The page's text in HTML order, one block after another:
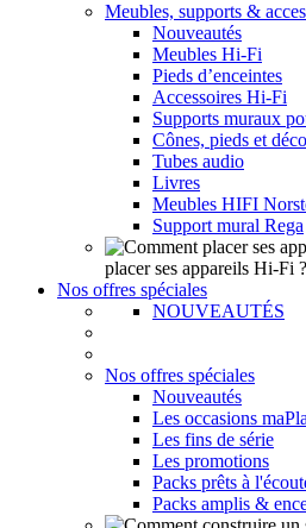
Meubles, supports &
Nouveautés
Meubles Hi-Fi
Pieds d’enceintes
Accessoires Hi-Fi
Supports muraux
Cônes, pieds et
Tubes audio
Livres
Meubles HIFI
Support mural Rega
placer ses appareils Hi-Fi ?
Nos offres spéciales
NOUVEAUTÉS
Nos offres spéciales
Nouveautés
Les occasions
Les fins de série
Les promotions
Packs prêts à
Packs amplis &